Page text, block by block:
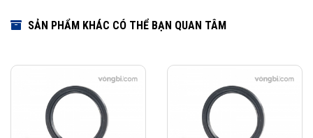
Download Catalogue Phớt chặn dầu SKF
SẢN PHẨM KHÁC CÓ THỂ BẠN QUAN TÂM